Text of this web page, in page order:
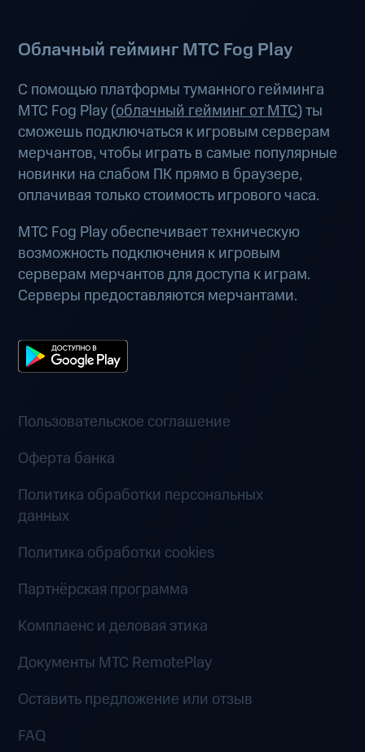
Облачный гейминг МТС Fog Play
С помощью платформы туманного гейминга
МТС Fog Play (облачный гейминг от МТС) ты
сможешь подключаться к игровым серверам
мерчантов, чтобы играть в самые популярные
новинки на слабом ПК прямо в браузере,
оплачивая только стоимость игрового часа.
МТС Fog Play обеспечивает техническую
возможность подключения к игровым
серверам мерчантов для доступа к играм.
Серверы предоставляются мерчантами.
Пользовательское соглашение
Оферта банка
Политика обработки персональных
данных
Политика обработки cookies
Партнёрская программа
Комплаенс и деловая этика
Документы MTC RemotePlay
Оставить предложение или отзыв
FAQ